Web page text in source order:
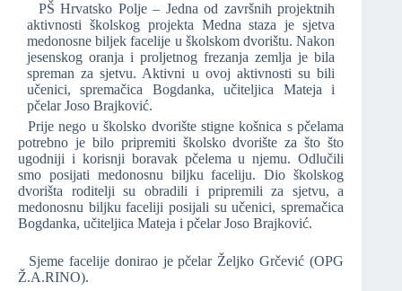
PŠ Hrvatsko Polje – Jedna od završnih projektnih
aktivnosti školskog projekta Medna staza je sjetva
medonosne biljek facelije u školskom dvorištu. Nakon
jesenskog oranja i proljetnog frezanja zemlja je bila
spreman za sjetvu. Aktivni u ovoj aktivnosti su bili
učenici, spremačica Bogdanka, učiteljica Mateja i
pčelar Joso Brajković.
Prije nego u školsko dvorište stigne košnica s pčelama
potrebno je bilo pripremiti školsko dvorište za što što
ugodniji i korisnji boravak pčelema u njemu. Odlučili
smo posijati medonosnu biljku faceliju. Dio školskog
dvorišta roditelji su obradili i pripremili za sjetvu, a
medonosnu biljku faceliji posijali su učenici, spremačica
Bogdanka, učiteljica Mateja i pčelar Joso Brajković.
Sjeme facelije donirao je pčelar Željko Grčević (OPG
Ž.A.RINO).